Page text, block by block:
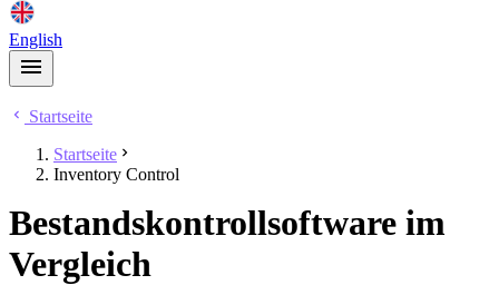
English
Startseite
Startseite
Inventory Control
Bestandskontrollsoftware im
Vergleich